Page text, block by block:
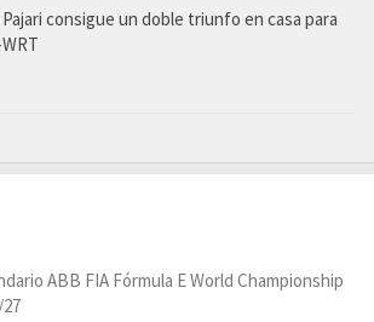
Pajari consigue un doble triunfo en casa para
ABB FIA Fórmula E World Championship